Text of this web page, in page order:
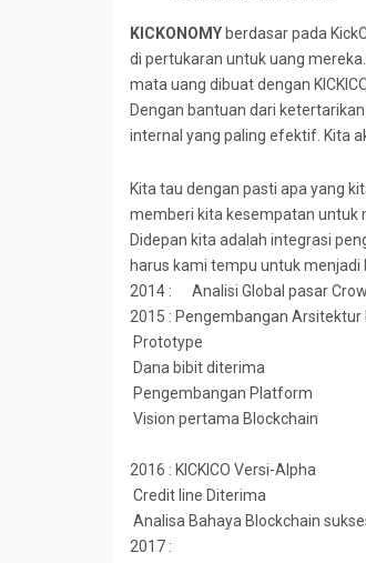
KICKONOMYberdasar pada
di pertukaran untuk uang
mata uang dibuat dengan
Dengan bantuan dari
internal yang paling efektif. Kita
Kita tau dengan pasti apa yang
memberi kita kesempatan untuk
Didepan kita adalah integrasi
harus kami tempu untuk menjadi
2014 : Analisi Global pasar
2015 : Pengembangan Arsitektur
Prototype
Dana bibit diterima
Pengembangan Platform
Vision pertama Blockchain
2016 : KICKICO Versi-Alpha
Credit line Diterima
Analisa Bahaya Blockchain
2017 :